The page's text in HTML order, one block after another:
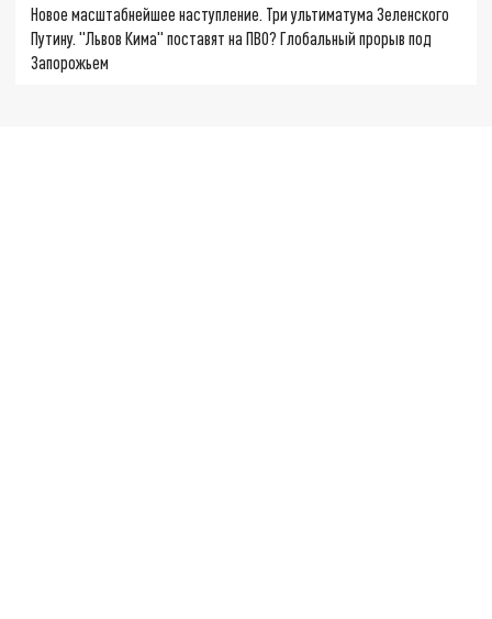
Новое масштабнейшее наступление. Три ультиматума Зеленского
Путину. "Львов Кима" поставят на ПВО? Глобальный прорыв под
Запорожьем